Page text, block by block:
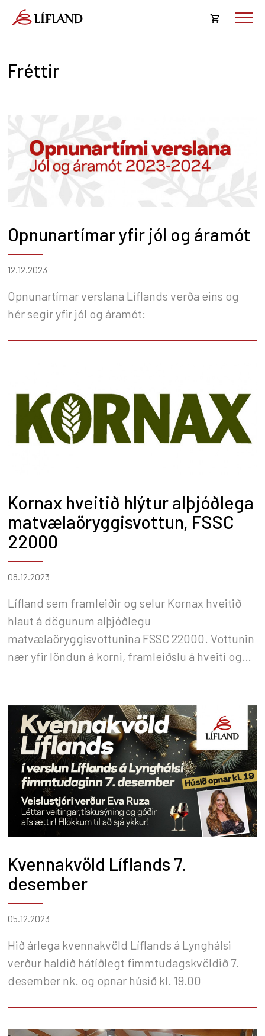
Opna
Karfan þín
Karfan er tóm.
Fréttir
Opnunartímar yfir jól og áramót
12.12.2023
Opnunartímar verslana Líflands verða eins og
hér segir yfir jól og áramót:
Kornax hveitið hlýtur alþjóðlega
matvælaöryggisvottun, FSSC
22000
08.12.2023
Lífland sem framleiðir og selur Kornax hveitið
hlaut á dögunum alþjóðlegu
matvælaöryggisvottunina FSSC 22000. Vottunin
nær yfir löndun á korni, framleiðslu á hveiti og
Kvennakvöld Líflands 7.
desember
05.12.2023
Hið árlega kvennakvöld Líflands á Lynghálsi
verður haldið hátíðlegt fimmtudagskvöldið 7.
desember nk. og opnar húsið kl. 19.00